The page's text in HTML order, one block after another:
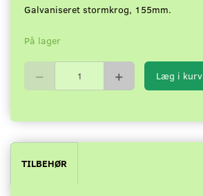
Galvaniseret stormkrog, 155mm.
På lager
Læg i kurv
TILBEHØR